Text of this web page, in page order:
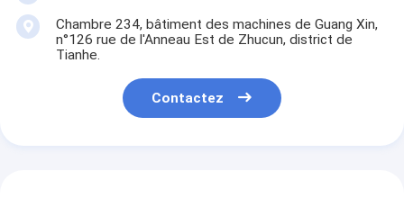
Chambre 234, bâtiment des machines de Guang Xin,
n°126 rue de l'Anneau Est de Zhucun, district de
Tianhe.
Contactez